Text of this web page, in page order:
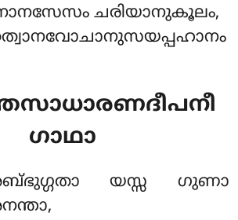
ചരിയാനുകൂലം,
ഗാഥാ
യസ്സ ഗുണാ